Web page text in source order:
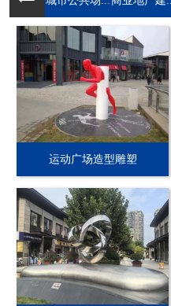
运动广场造型雕塑